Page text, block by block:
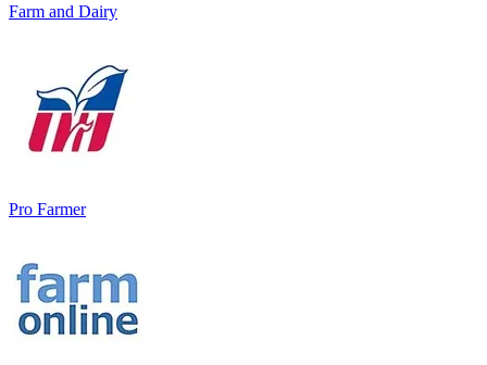
Farm and Dairy
Pro Farmer